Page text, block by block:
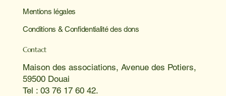
Mentions légales
Conditions & Confidentialité des dons
Contact
Maison des associations, Avenue des Potiers,
59500 Douai
Tel : 03 76 17 60 42.